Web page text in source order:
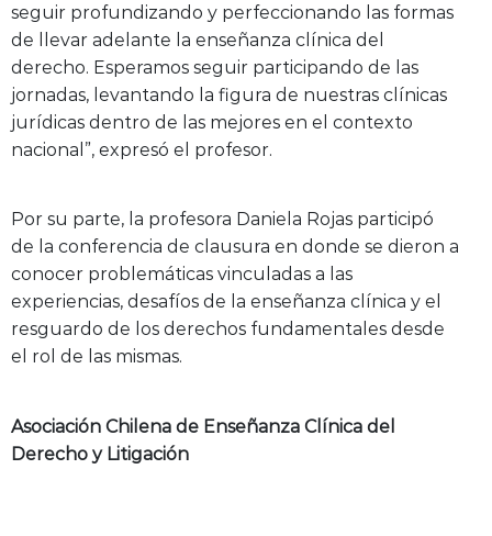
seguir profundizando y perfeccionando las formas
de llevar adelante la enseñanza clínica del
derecho. Esperamos seguir participando de las
jornadas, levantando la figura de nuestras clínicas
jurídicas dentro de las mejores en el contexto
nacional”, expresó el profesor.
Por su parte, la profesora Daniela Rojas participó
de la conferencia de clausura en donde se dieron a
conocer problemáticas vinculadas a las
experiencias, desafíos de la enseñanza clínica y el
resguardo de los derechos fundamentales desde
el rol de las mismas.
Asociación Chilena de Enseñanza Clínica del
Derecho y Litigación